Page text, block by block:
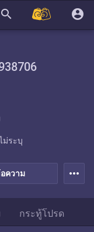
search account_circle
ความ
ม่ระบุ
more_horiz
กระทู้โปรด